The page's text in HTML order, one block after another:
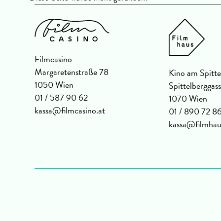
Filmcasino
Margaretenstraße 78
1050 Wien
01 / 587 90 62
kassa@filmcasino.at
Kino am
1070 Wien
01 / 890 72